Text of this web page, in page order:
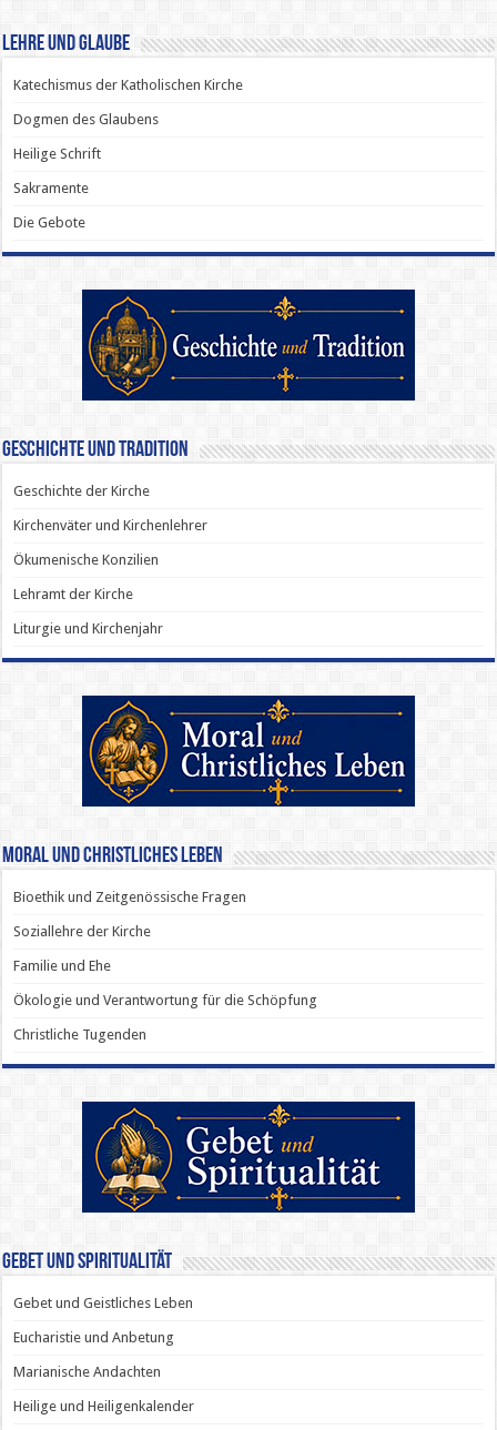
Lehre und Glaube
Katechismus der Katholischen Kirche
Dogmen des Glaubens
Heilige Schrift
Sakramente
Die Gebote
Geschichte und Tradition
Geschichte der Kirche
Kirchenväter und Kirchenlehrer
Ökumenische Konzilien
Lehramt der Kirche
Liturgie und Kirchenjahr
Moral und Christliches Leben
Bioethik und Zeitgenössische Fragen
Soziallehre der Kirche
Familie und Ehe
Ökologie und Verantwortung für die Schöpfung
Christliche Tugenden
Gebet und Spiritualität
Gebet und Geistliches Leben
Eucharistie und Anbetung
Marianische Andachten
Heilige und Heiligenkalender